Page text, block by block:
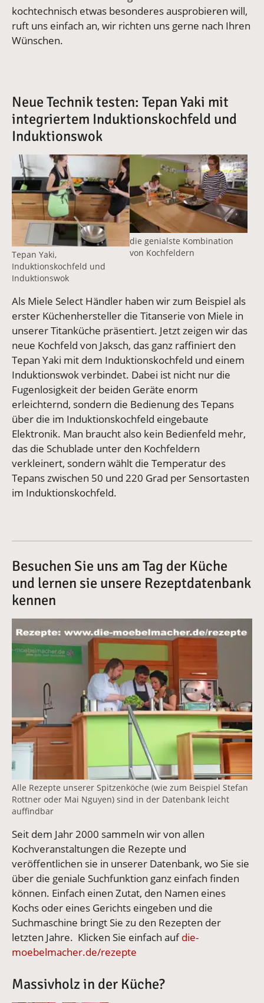
kochtechnisch etwas besonderes ausprobieren will,
ruft uns einfach an, wir richten uns gerne nach Ihren
Wünschen.
Neue Technik testen: Tepan Yaki mit
integriertem Induktionskochfeld und
Induktionswok
Vergrößerte Version anzeigen
Tepan Yaki,
Induktionskochfeld und
Induktionswok
Vergrößerte Version
die genialste Kombination
von Kochfeldern
Als Miele Select Händler haben wir zum Beispiel als
erster Küchenhersteller die Titanserie von Miele in
unserer Titanküche präsentiert. Jetzt zeigen wir das
neue Kochfeld von Jaksch, das ganz raffiniert den
Tepan Yaki mit dem Induktionskochfeld und einem
Induktionswok verbindet. Dabei ist nicht nur die
Fugenlosigkeit der beiden Geräte enorm
erleichternd, sondern die Bedienung des Tepans
über die im Induktionskochfeld eingebaute
Elektronik. Man braucht also kein Bedienfeld mehr,
das die Schublade unter den Kochfeldern
verkleinert, sondern wählt die Temperatur des
Tepans zwischen 50 und 220 Grad per Sensortasten
im Induktionskochfeld.
Besuchen Sie uns am Tag der Küche
und lernen sie unsere Rezeptdatenbank
kennen
Vergrößerte Version anzeigen
Alle Rezepte unserer Spitzenköche (wie zum Beispiel Stefan
Rottner oder Mai Nguyen) sind in der Datenbank leicht
auffindbar
Seit dem Jahr 2000 sammeln wir von allen
Kochveranstaltungen die Rezepte und
veröffentlichen sie in unserer Datenbank, wo Sie sie
über die geniale Suchfunktion ganz einfach finden
können. Einfach einen Zutat, den Namen eines
Kochs oder eines Gerichts eingeben und die
Suchmaschine bringt Sie zu den Rezepten der
letzten Jahre. Klicken Sie einfach aufdie-
moebelmacher.de/rezepte
Massivholz in der Küche?